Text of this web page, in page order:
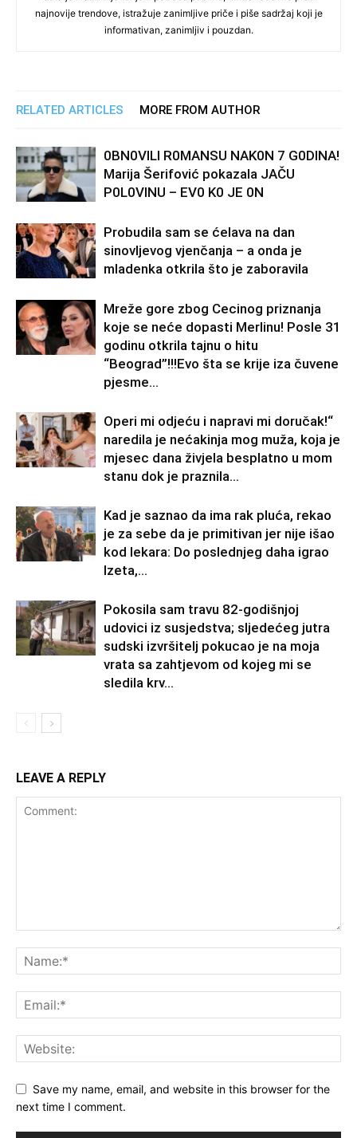
najnovije trendove, istražuje zanimljive priče i piše sadržaj koji je
informativan, zanimljiv i pouzdan.
RELATED ARTICLES MORE FROM AUTHOR
0BN0VlLl R0MANSU NAK0N 7 G0DlNA!
Marija Šerifović pokazala JAČU
P0L0VINU – EV0 K0 JE 0N
Probudila sam se ćelava na dan
sinovljevog vjenčanja – a onda je
mladenka otkrila što je zaboravila
Mreže gore zbog Cecinog priznanja
koje se neće dopasti Merlinu! Posle 31
godinu otkrila tajnu o hitu
“Beograd”!!!Evo šta se krije iza čuvene
pjesme...
Operi mi odjeću i napravi mi doručak!“
naredila je nećakinja mog muža, koja je
mjesec dana živjela besplatno u mom
stanu dok je praznila...
Kad je saznao da ima rak pluća, rekao
je za sebe da je primitivan jer nije išao
kod lekara: Do poslednjeg daha igrao
Izeta,...
Pokosila sam travu 82-godišnjoj
udovici iz susjedstva; sljedećeg jutra
sudski izvršitelj pokucao je na moja
vrata sa zahtjevom od kojeg mi se
sledila krv...
LEAVE A REPLY
Save my name, email, and website in this browser for the
next time I comment.